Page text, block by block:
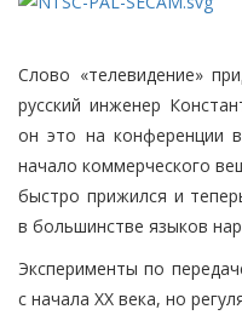
Слово «телевидение»
русский инженер
он это на конференции
начало коммерческого
быстро прижился и
в большинстве языков
Эксперименты по
с начала XX века, но